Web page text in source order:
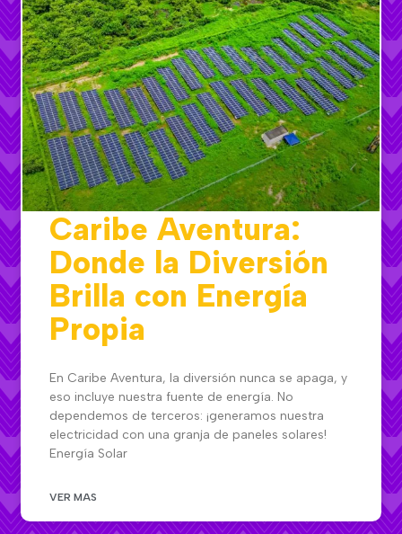
Caribe Aventura:
Donde la Diversión
Brilla con Energía
Propia
En Caribe Aventura, la diversión nunca se apaga, y
eso incluye nuestra fuente de energía. No
dependemos de terceros: ¡generamos nuestra
electricidad con una granja de paneles solares!
Energía Solar
VER MAS